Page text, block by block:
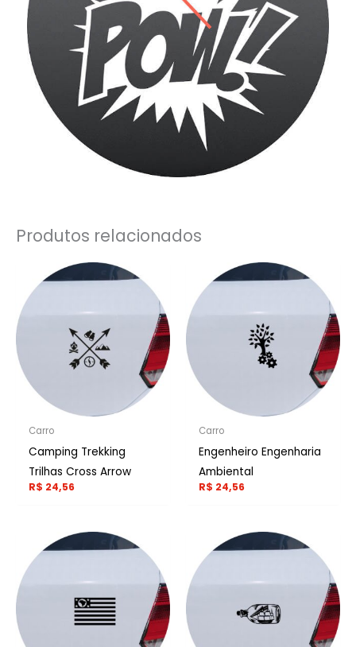
Produtos relacionados
Carro
Camping Trekking
Trilhas Cross Arrow
R$ 24,56
Carro
Engenheiro Engenharia
Ambiental
R$ 24,56